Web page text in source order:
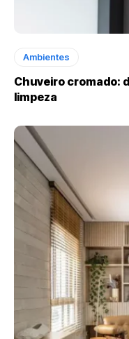
Ambientes
Chuveiro cromado:
limpeza